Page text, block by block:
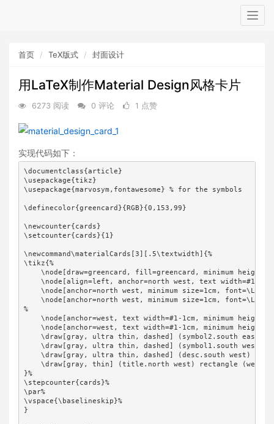
首页 TeX版式 封面设计
用LaTeX制作Material Design风格卡片
6273 阅读 0 评论 1 点赞
实现代码如下：
\documentclass{article}
\usepackage{tikz}
\usepackage{marvosym,fontawesome} % for the symbols
\definecolor{greencard}{RGB}{0,153,99}
\newcounter{cards}
\setcounter{cards}{1}
\newcommand\materialCards[3][.5\textwidth]{%
\tikz{%
\node[draw=greencard, fill=greencard, minimum
\node[align=left, anchor=north west, text width=#1-
\node[anchor=north west, minimum size=1cm,
\node[anchor=north west, minimum size=1cm,
%
\node[anchor=west, text width=#1-1cm, minimum
\node[anchor=west, text width=#1-1cm, minimum
\draw[gray, ultra thin, dashed] (symbol2.south east)
\draw[gray, ultra thin, dashed] (symbol1.south west)
\draw[gray, ultra thin, dashed] (desc.south west) --
\draw[gray, thin] (title.north west) rectangle
}%
\stepcounter{cards}%
\par%
\vspace{\baselineskip}%
}